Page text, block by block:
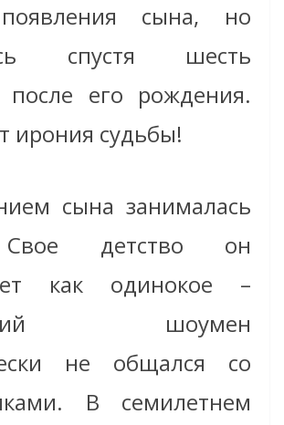
сына, но
спустя шесть
после его рождения.
ирония судьбы!
сына занималась
детство он
как одинокое –
шоумен
не общался со
В семилетнем